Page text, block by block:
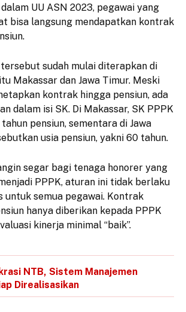
UU ASN 2023, pegawai yang
bisa langsung mendapatkan kontrak
sudah mulai diterapkan di
Makassar dan Jawa Timur. Meski
kontrak hingga pensiun, ada
dalam isi SK. Di Makassar, SK PPPK
pensiun, sementara di Jawa
usia pensiun, yakni 60 tahun.
segar bagi tenaga honorer yang
PPPK, aturan ini tidak berlaku
untuk semua pegawai. Kontrak
hanya diberikan kepada PPPK
kinerja minimal “baik”.
NTB, Sistem Manajemen
Direalisasikan